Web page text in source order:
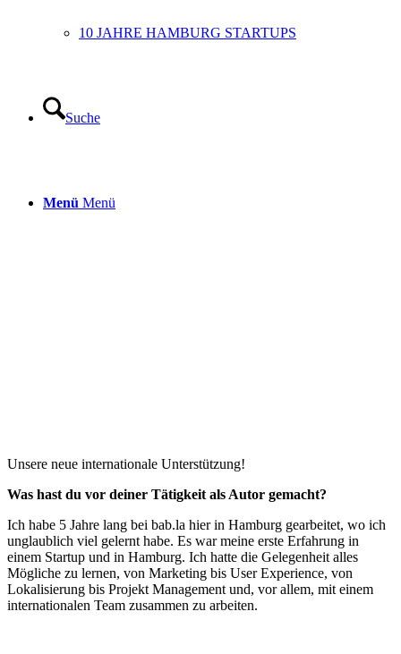
10 JAHRE HAMBURG STARTUPS
Suche
Menü Menü
Unsere neue internationale Unterstützung!
Was hast du vor deiner Tätigkeit als Autor gemacht?
Ich habe 5 Jahre lang bei bab.la hier in Hamburg gearbeitet, wo ich
unglaublich viel gelernt habe. Es war meine erste Erfahrung in
einem Startup und in Hamburg. Ich hatte die Gelegenheit alles
Mögliche zu lernen, von Marketing bis User Experience, von
Lokalisierung bis Projekt Management und, vor allem, mit einem
internationalen Team zusammen zu arbeiten.